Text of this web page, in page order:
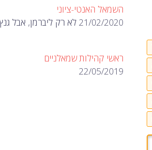
השמאל האנטי-ציוני
21/02/2020 לא רק ליברמן, אבל גנץ רוצה לזכות בקולות של המיעוט( רוסים, אוקראינים ו…
ראשי קהילות שמאלניים
22/05/2019